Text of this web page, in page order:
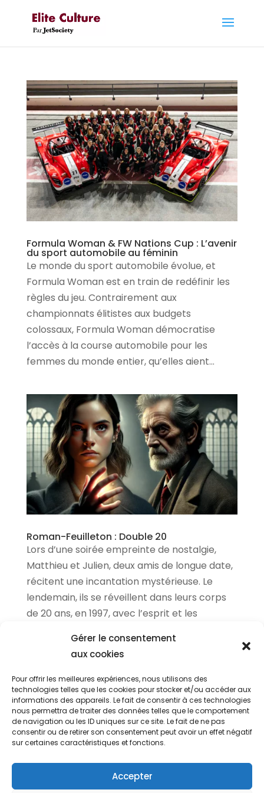
Gérer le consentement
aux cookies
Pour offrir les meilleures expériences, nous utilisons des
technologies telles que les cookies pour stocker et/ou accéder aux
informations des appareils. Le fait de consentir à ces technologies
nous permettra de traiter des données telles que le comportement
de navigation ou les ID uniques sur ce site. Le fait de ne pas
consentir ou de retirer son consentement peut avoir un effet négatif
sur certaines caractéristiques et fonctions.
Accepter
Formula Woman & FW Nations Cup : L’avenir
du sport automobile au féminin
Le monde du sport automobile évolue, et
Formula Woman est en train de redéfinir les
règles du jeu. Contrairement aux
championnats élitistes aux budgets
colossaux, Formula Woman démocratise
l’accès à la course automobile pour les
femmes du monde entier, qu’elles aient...
Roman-Feuilleton : Double 20
Lors d’une soirée empreinte de nostalgie,
Matthieu et Julien, deux amis de longue date,
récitent une incantation mystérieuse. Le
lendemain, ils se réveillent dans leurs corps
de 20 ans, en 1997, avec l’esprit et les
Actualités Geek
Actualités Hi-FI
Actualités High-Tech